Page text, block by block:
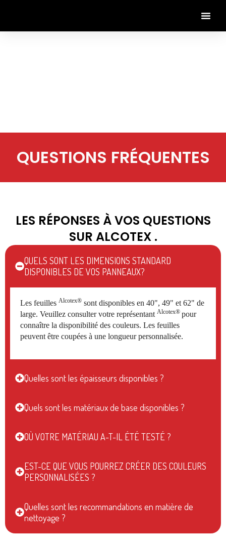
QUESTIONS FRÉQUENTES
LES RÉPONSES À VOS QUESTIONS
SUR ALCOTEX .
QUELS SONT LES DIMENSIONS STANDARD
DISPONIBLES DE VOS PANNEAUX?
Les feuilles Alcotex® sont disponibles en 40", 49" et 62" de
large. Veuillez consulter votre représentant Alcotex® pour
connaître la disponibilité des couleurs. Les feuilles
peuvent être coupées à une longueur personnalisée.
Quelles sont les épaisseurs disponibles ?
Quels sont les matériaux de base disponibles ?
OÙ VOTRE MATÉRIAU A-T-IL ÉTÉ TESTÉ ?
EST-CE QUE VOUS POURREZ CRÉER DES COULEURS
PERSONNALISÉES ?
Quelles sont les recommandations en matière de
nettoyage ?